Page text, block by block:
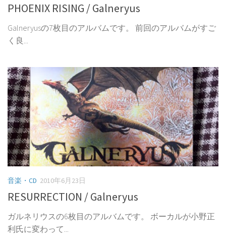
PHOENIX RISING / Galneryus
Galneryusの7枚目のアルバムです。 前回のアルバムがすご
く良...
音楽・CD 2010年6月23日
RESURRECTION / Galneryus
ガルネリウスの6枚目のアルバムです。 ボーカルが小野正
利氏に変わって...